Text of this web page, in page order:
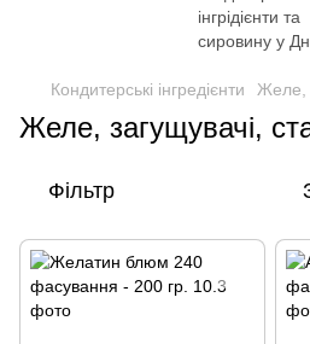
Кондитерські інгредієнти Желе,
Желе, загущувачі,
Фільтр